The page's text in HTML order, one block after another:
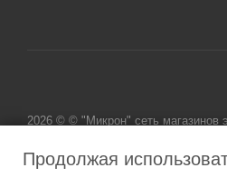
2026 © © "Микрон" сеть
Продолжая